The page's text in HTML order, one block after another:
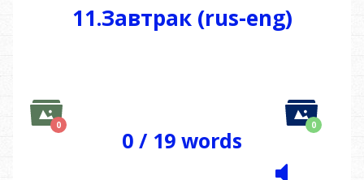
11.Завтрак (rus-eng)
0 / 19 words
Saved
0
Saved
0